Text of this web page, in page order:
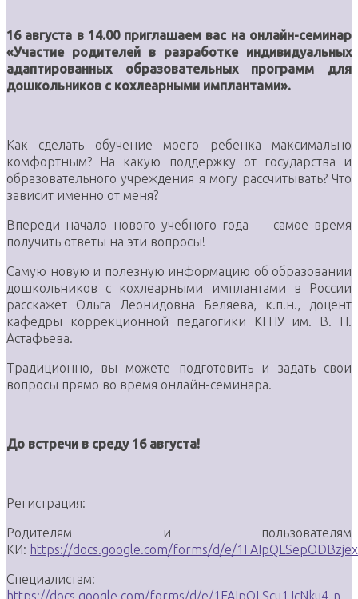
16 августа в 14.00 приглашаем вас на онлайн-семинар
«Участие родителей в разработке индивидуальных
адаптированных образовательных программ для
дошкольников с кохлеарными имплантами».
Как сделать обучение моего ребенка максимально
комфортным? На какую поддержку от государства и
образовательного учреждения я могу рассчитывать? Что
зависит именно от меня?
Впереди начало нового учебного года — самое время
получить ответы на эти вопросы!
Самую новую и полезную информацию об образовании
дошкольников с кохлеарными имплантами в России
расскажет Ольга Леонидовна Беляева, к.п.н., доцент
кафедры коррекционной педагогики КГПУ им. В. П.
Астафьева.
Традиционно, вы можете подготовить и задать свои
вопросы прямо во время онлайн-семинара.
До встречи в среду 16 августа!
Регистрация:
Родителям и пользователям
КИ: https://docs.google.com/forms/d/e/
Специалистам:
https://docs.google.com/forms/d/e/1FAIpQLScu1JcNku4-n..